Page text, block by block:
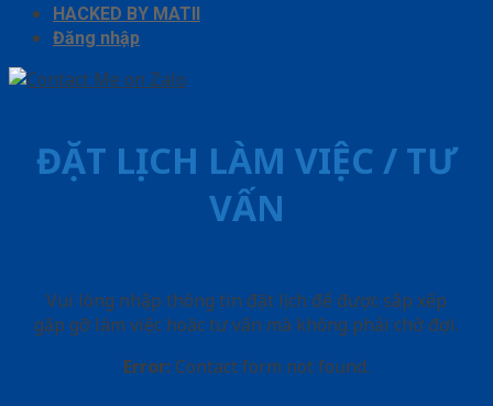
HACKED BY MATII
Đăng nhập
ĐẶT LỊCH LÀM VIỆC / TƯ
VẤN
Vui lòng nhập thông tin đặt lịch để được sắp xếp
gặp gỡ làm việc hoăc tư vấn mà không phải chờ đợi.
Error: Contact form not found.